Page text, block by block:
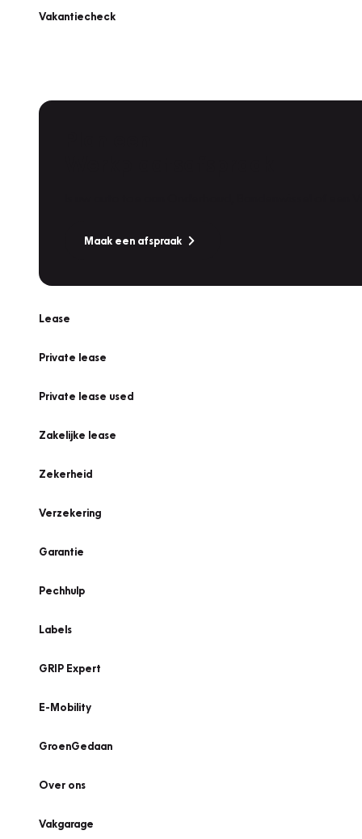
Vakantiecheck
Maak een afspraak
Lease
Private lease
Private lease used
Zakelijke lease
Zekerheid
Verzekering
Garantie
Pechhulp
Labels
GRIP Expert
E-Mobility
GroenGedaan
Over ons
Vakgarage